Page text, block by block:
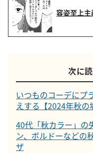
容姿至上主
次に
いつものコーデにプ
えする【2024年秋の
40代「秋カラー」の
ン、ボルドーなどの
ザ